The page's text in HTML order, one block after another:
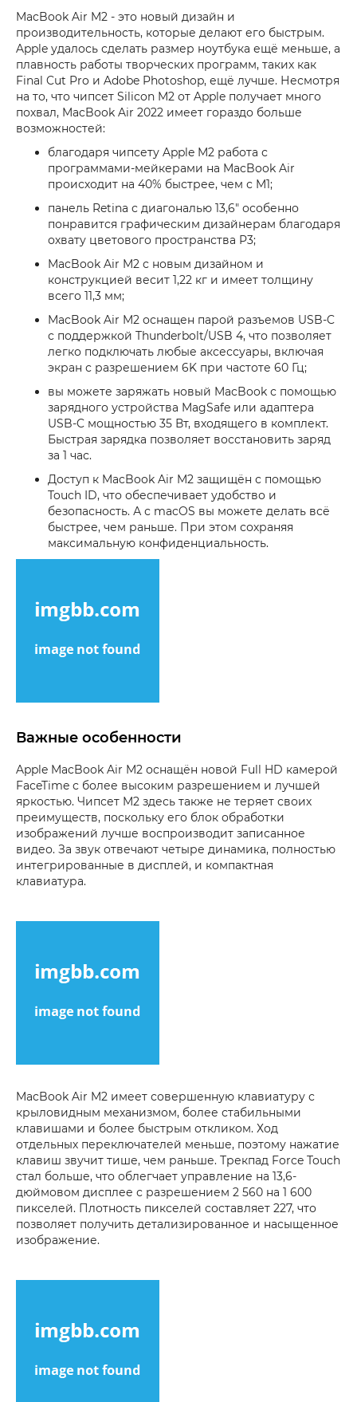
MacBook Air M2 - это новый дизайн и
производительность, которые делают его быстрым.
Apple удалось сделать размер ноутбука ещё меньше, а
плавность работы творческих программ, таких как
Final Cut Pro и Adobe Photoshop, ещё лучше. Несмотря
на то, что чипсет Silicon M2 от Apple получает много
похвал, MacBook Air 2022 имеет гораздо больше
возможностей:
благодаря чипсету Apple M2 работа с
программами-мейкерами на MacBook Air
происходит на 40% быстрее, чем с M1;
панель Retina с диагональю 13,6" особенно
понравится графическим дизайнерам благодаря
охвату цветового пространства P3;
MacBook Air M2 с новым дизайном и
конструкцией весит 1,22 кг и имеет толщину
всего 11,3 мм;
MacBook Air M2 оснащен парой разъемов USB-C
с поддержкой Thunderbolt/USB 4, что позволяет
легко подключать любые аксессуары, включая
экран с разрешением 6K при частоте 60 Гц;
вы можете заряжать новый MacBook с помощью
зарядного устройства MagSafe или адаптера
USB-C мощностью 35 Вт, входящего в комплект.
Быстрая зарядка позволяет восстановить заряд
за 1 час.
Доступ к MacBook Air M2 защищён с помощью
Touch ID, что обеспечивает удобство и
безопасность. А с macOS вы можете делать всё
быстрее, чем раньше. При этом сохраняя
максимальную конфиденциальность.
Важные особенности
Apple MacBook Air M2 оснащён новой Full HD камерой
FaceTime с более высоким разрешением и лучшей
яркостью. Чипсет M2 здесь также не теряет своих
преимуществ, поскольку его блок обработки
изображений лучше воспроизводит записанное
видео. За звук отвечают четыре динамика, полностью
интегрированные в дисплей, и компактная
клавиатура.
MacBook Air M2 имеет совершенную клавиатуру с
крыловидным механизмом, более стабильными
клавишами и более быстрым откликом. Ход
отдельных переключателей меньше, поэтому нажатие
клавиш звучит тише, чем раньше. Трекпад Force Touch
стал больше, что облегчает управление на 13,6-
дюймовом дисплее с разрешением 2 560 на 1 600
пикселей. Плотность пикселей составляет 227, что
позволяет получить детализированное и насыщенное
изображение.